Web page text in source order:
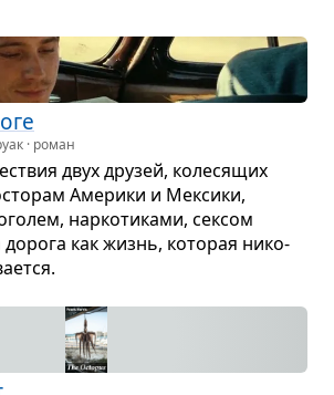
· роман
двух дру­зей, коле­ся­щих
Аме­рики и Мек­сики,
нар­ко­ти­ками, сек­сом
как жизнь, кото­рая нико­